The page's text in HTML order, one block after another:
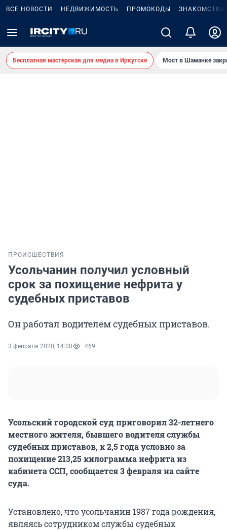
ВСЕ НОВОСТИ НЕДВИЖИМОСТЬ ПРОМОКОДЫ ЗНАКОМСТВА
Бесплатная мастерская для медиа в Иркутске Мост в Шаманке
ПРОИСШЕСТВИЯ
Усольчанин получил условный
срок за похищение нефрита у
судебных приставов
Он работал водителем судебных приставов.
3 февраля 2020, 14:00 469
Усольский городской суд приговорил 32-летнего
местного жителя, бывшего водителя службы
судебных приставов, к 2,5 года условно за
похищение 213,25 килограмма нефрита из
кабинета ССП, сообщается 3 февраля на сайте
суда.
Установлено, что усольчанин 1987 года рождения,
являясь сотрудником службы судебных